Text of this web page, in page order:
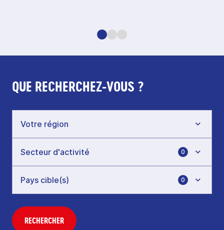
QUE RECHERCHEZ-VOUS ?
0
0
RECHERCHER